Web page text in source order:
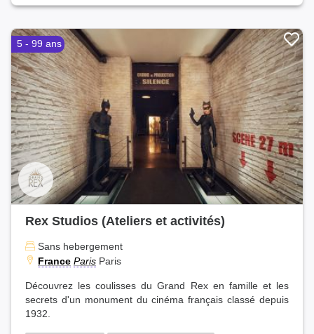
5 - 99 ans
Rex Studios (Ateliers et activités)
Sans hebergement
France Paris Paris
Découvrez les coulisses du Grand Rex en famille et les
secrets d'un monument du cinéma français classé depuis
1932.